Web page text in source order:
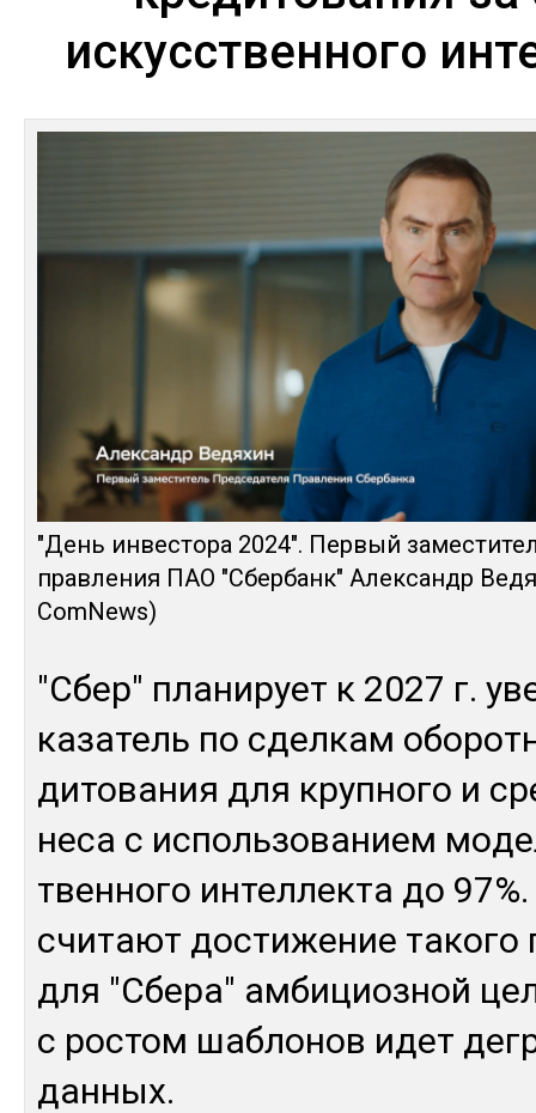
искусственного
"День ин­вес­то­ра 2024". Пер­вый
прав­ле­ния ПАО "Сбер­банк" Алек­сандр
ComNews)
"Сбер" пла­нирует к 2027 г.
каза­тель по сдел­кам
дито­вания для круп­но­го и
не­са с ис­поль­зо­ванием
твен­но­го ин­тел­лек­та до
счи­тают дос­ти­жение та­кого
для "Сбе­ра" ам­би­циоз­ной
с рос­том шаб­ло­нов идет
дан­ных.